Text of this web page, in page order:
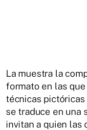
La muestra la
formato en las
técnicas
se traduce en una
invitan a quien las